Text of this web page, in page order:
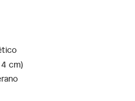
cm)